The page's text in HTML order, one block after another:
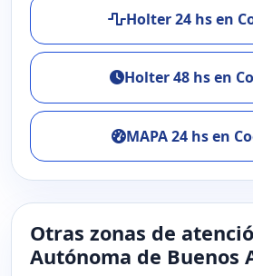
Holter 24 hs en
Holter 48 hs en
MAPA 24 hs en
Otras zonas de
Autónoma de Buenos